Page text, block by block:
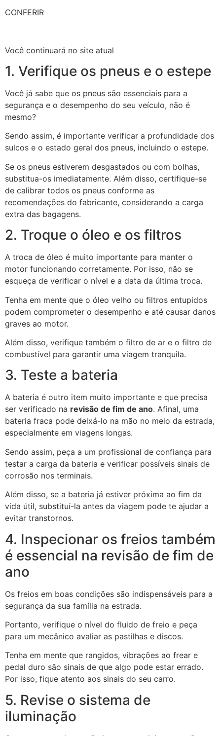
CONFERIR
Você continuará no site atual
1. Verifique os pneus e o estepe
Você já sabe que os pneus são essenciais para a
segurança e o desempenho do seu veículo, não é
mesmo?
Sendo assim, é importante verificar a profundidade dos
sulcos e o estado geral dos pneus, incluindo o estepe.
Se os pneus estiverem desgastados ou com bolhas,
substitua-os imediatamente. Além disso, certifique-se
de calibrar todos os pneus conforme as
recomendações do fabricante, considerando a carga
extra das bagagens.
2. Troque o óleo e os filtros
A troca de óleo é muito importante para manter o
motor funcionando corretamente. Por isso, não se
esqueça de verificar o nível e a data da última troca.
Tenha em mente que o óleo velho ou filtros entupidos
podem comprometer o desempenho e até causar danos
graves ao motor.
Além disso, verifique também o filtro de ar e o filtro de
combustível para garantir uma viagem tranquila.
3. Teste a bateria
A bateria é outro item muito importante e que precisa
ser verificado na revisão de fim de ano. Afinal, uma
bateria fraca pode deixá-lo na mão no meio da estrada,
especialmente em viagens longas.
Sendo assim, peça a um profissional de confiança para
testar a carga da bateria e verificar possíveis sinais de
corrosão nos terminais.
Além disso, se a bateria já estiver próxima ao fim da
vida útil, substituí-la antes da viagem pode te ajudar a
evitar transtornos.
4. Inspecionar os freios também
é essencial na revisão de fim de
ano
Os freios em boas condições são indispensáveis para a
segurança da sua família na estrada.
Portanto, verifique o nível do fluido de freio e peça
para um mecânico avaliar as pastilhas e discos.
Tenha em mente que rangidos, vibrações ao frear e
pedal duro são sinais de que algo pode estar errado.
Por isso, fique atento aos sinais do seu carro.
5. Revise o sistema de
iluminação